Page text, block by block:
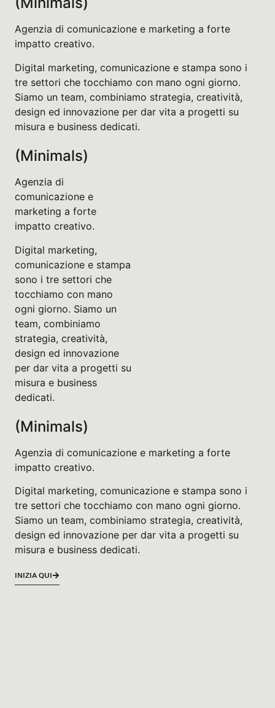
Agenzia di comunicazione e marketing a forte
impatto creativo.
Digital marketing, comunicazione e stampa sono i
tre settori che tocchiamo con mano ogni giorno.
Siamo un team, combiniamo strategia, creatività,
design ed innovazione per dar vita a progetti su
misura e business dedicati.
(Minimals)
Agenzia di
comunicazione e
marketing a forte
impatto creativo.
Digital marketing,
comunicazione e stampa
sono i tre settori che
tocchiamo con mano
ogni giorno. Siamo un
team, combiniamo
strategia, creatività,
design ed innovazione
per dar vita a progetti su
misura e business
dedicati.
(Minimals)
Agenzia di comunicazione e marketing a forte
impatto creativo.
Digital marketing, comunicazione e stampa sono i
tre settori che tocchiamo con mano ogni giorno.
Siamo un team, combiniamo strategia, creatività,
design ed innovazione per dar vita a progetti su
misura e business dedicati.
INIZIA QUI